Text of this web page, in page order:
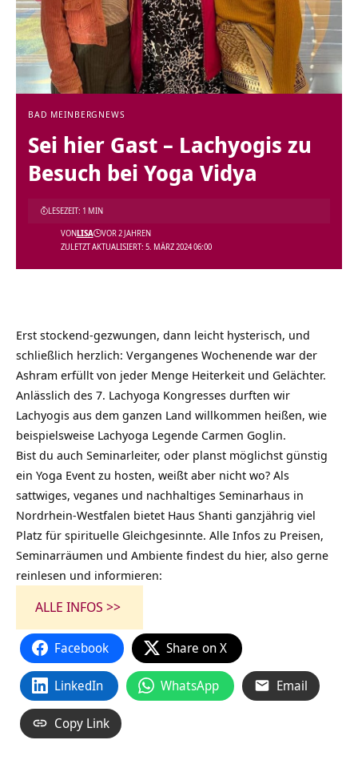
BAD MEINBERG NEWS
Sei hier Gast – Lachyogis zu
Besuch bei Yoga Vidya
ZULETZT AKTUALISIERT: 5. MÄRZ 2024 06:00
VONLISA VOR 2 JAHREN
LESEZEIT: 1 MIN
Erst stockend-gezwungen, dann leicht hysterisch, und
schließlich herzlich: Vergangenes Wochenende war der
Ashram erfüllt von jeder Menge Heiterkeit und Gelächter.
Anlässlich des 7. Lachyoga Kongresses durften wir
Lachyogis aus dem ganzen Land willkommen heißen, wie
beispielsweise Lachyoga Legende Carmen Goglin.
Bist du auch Seminarleiter, oder planst möglichst günstig
ein Yoga Event zu hosten, weißt aber nicht wo? Als
sattwiges, veganes und nachhaltiges Seminarhaus in
Nordrhein-Westfalen bietet Haus Shanti ganzjährig viel
Platz für spirituelle Gleichgesinnte. Alle Infos zu Preisen,
Seminarräumen und Ambiente findest du hier, also gerne
reinlesen und informieren:
ALLE INFOS >>
Facebook Share on X
LinkedIn WhatsApp Email
Copy Link